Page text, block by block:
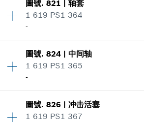
-
添加到購物籃
-
添加到購物籃
價格類組 :-
顯示在插圖
-
圖號.821 |轴套
1 619 PS1 364
-
價格類組:-
顯示在插圖
圖號.824 |中间轴
1 619 PS1 365
-
價格類組:-
圖號.826 |冲击活塞
1 619 PS1 367